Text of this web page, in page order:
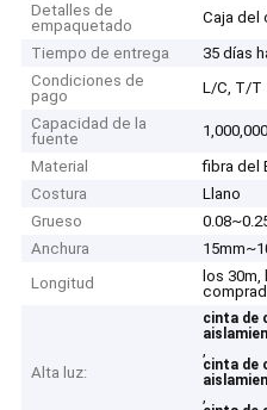
Detalles de
empaquetado
Caja del
Tiempo de entrega
35 días
Condiciones de
pago
L/C, T/T
Capacidad de la
fuente
Material
fibra del
Costura
Llano
Grueso
Anchura
Longitud
los
Alta luz:
cinta de
,
cinta de
,